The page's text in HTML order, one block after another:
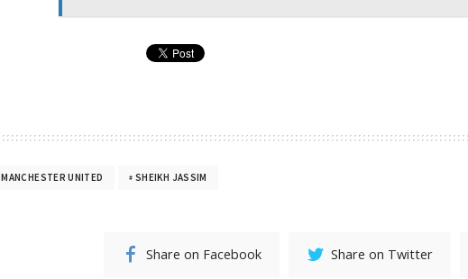
MANCHESTER UNITED SHEIKH JASSIM
Share on Facebook Share on Twitter